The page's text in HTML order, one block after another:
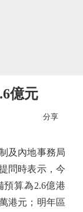
億元
分享
及內地事務局
問時表示，今
算為2.6億港
港元；明年區